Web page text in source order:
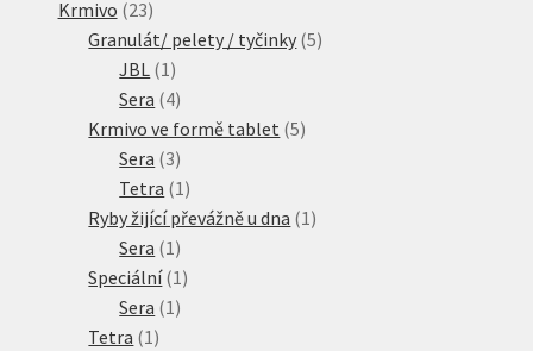
Krmivo 2323
produktů
Granulát/ pelety / tyčinky 55
JBL 1 1
produkt
Sera 44
produkty
Krmivo ve formě tablet 55
Sera 33
produkty
Tetra 1 1
produkt
Ryby žijící převážně u dna 1 1
Sera 1 1
produkt
Speciální 1 1
Sera 1 1
Tetra 1 1